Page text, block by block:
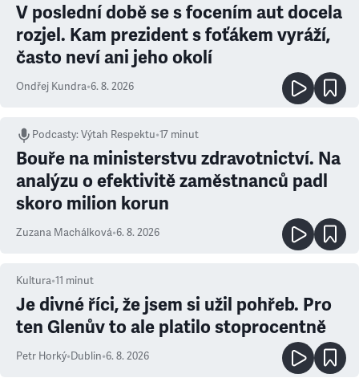
V poslední době se s focením aut docela
rozjel. Kam prezident s foťákem vyráží,
často neví ani jeho okolí
Ondřej Kundra•6. 8. 2026
Podcasty:Výtah Respektu•17 minut
Bouře na ministerstvu zdravotnictví. Na
analýzu o efektivitě zaměstnanců padl
skoro milion korun
Zuzana Machálková•6. 8. 2026
Kultura•11 minut
Je divné říci, že jsem si užil pohřeb. Pro
ten Glenův to ale platilo stoprocentně
Petr Horký•Dublin•6. 8. 2026